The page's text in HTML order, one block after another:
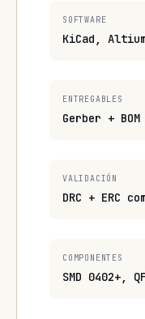
SOFTWARE
KiCad,
ENTREGABLES
Gerber +
VALIDACIÓN
DRC + ERC
COMPONENTES
SMD 0402+,